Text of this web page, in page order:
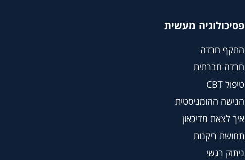
פסיכולוגיה מעשית
התקף חרדה
חרדה חברתית
טיפול CBT
הגישה ההומניסטית
איך לצאת מדיכאון
תחושת ריקנות
ניתוק רגשי